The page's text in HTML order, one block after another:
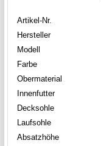
Artikel-Nr.
Hersteller
Modell
Farbe
Obermaterial
Innenfutter
Decksohle
Laufsohle
Absatzhöhe